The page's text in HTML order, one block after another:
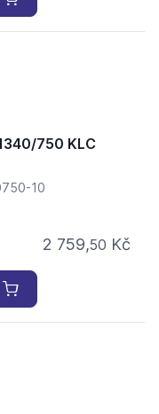
750 KLC
10
2 759,50 Kč